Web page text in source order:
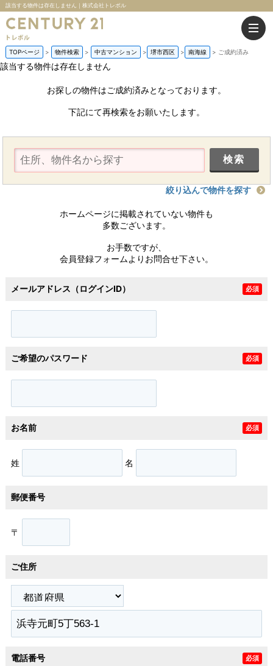
該当する物件は存在しません｜株式会社トレボル
TOPページ 物件検索 中古マンション 堺市西区 南海線 ご成約済み
該当する物件は存在しません
お探しの物件はご成約済みとなっております。
下記にて再検索をお願いたします。
絞り込んで物件を探す
ホームページに掲載されていない物件も
多数ございます。
お手数ですが、
会員登録フォームよりお問合せ下さい。
メールアドレス（ログインID） 必須
ご希望のパスワード 必須
お名前 必須
姓 名
郵便番号
〒
ご住所
電話番号 必須